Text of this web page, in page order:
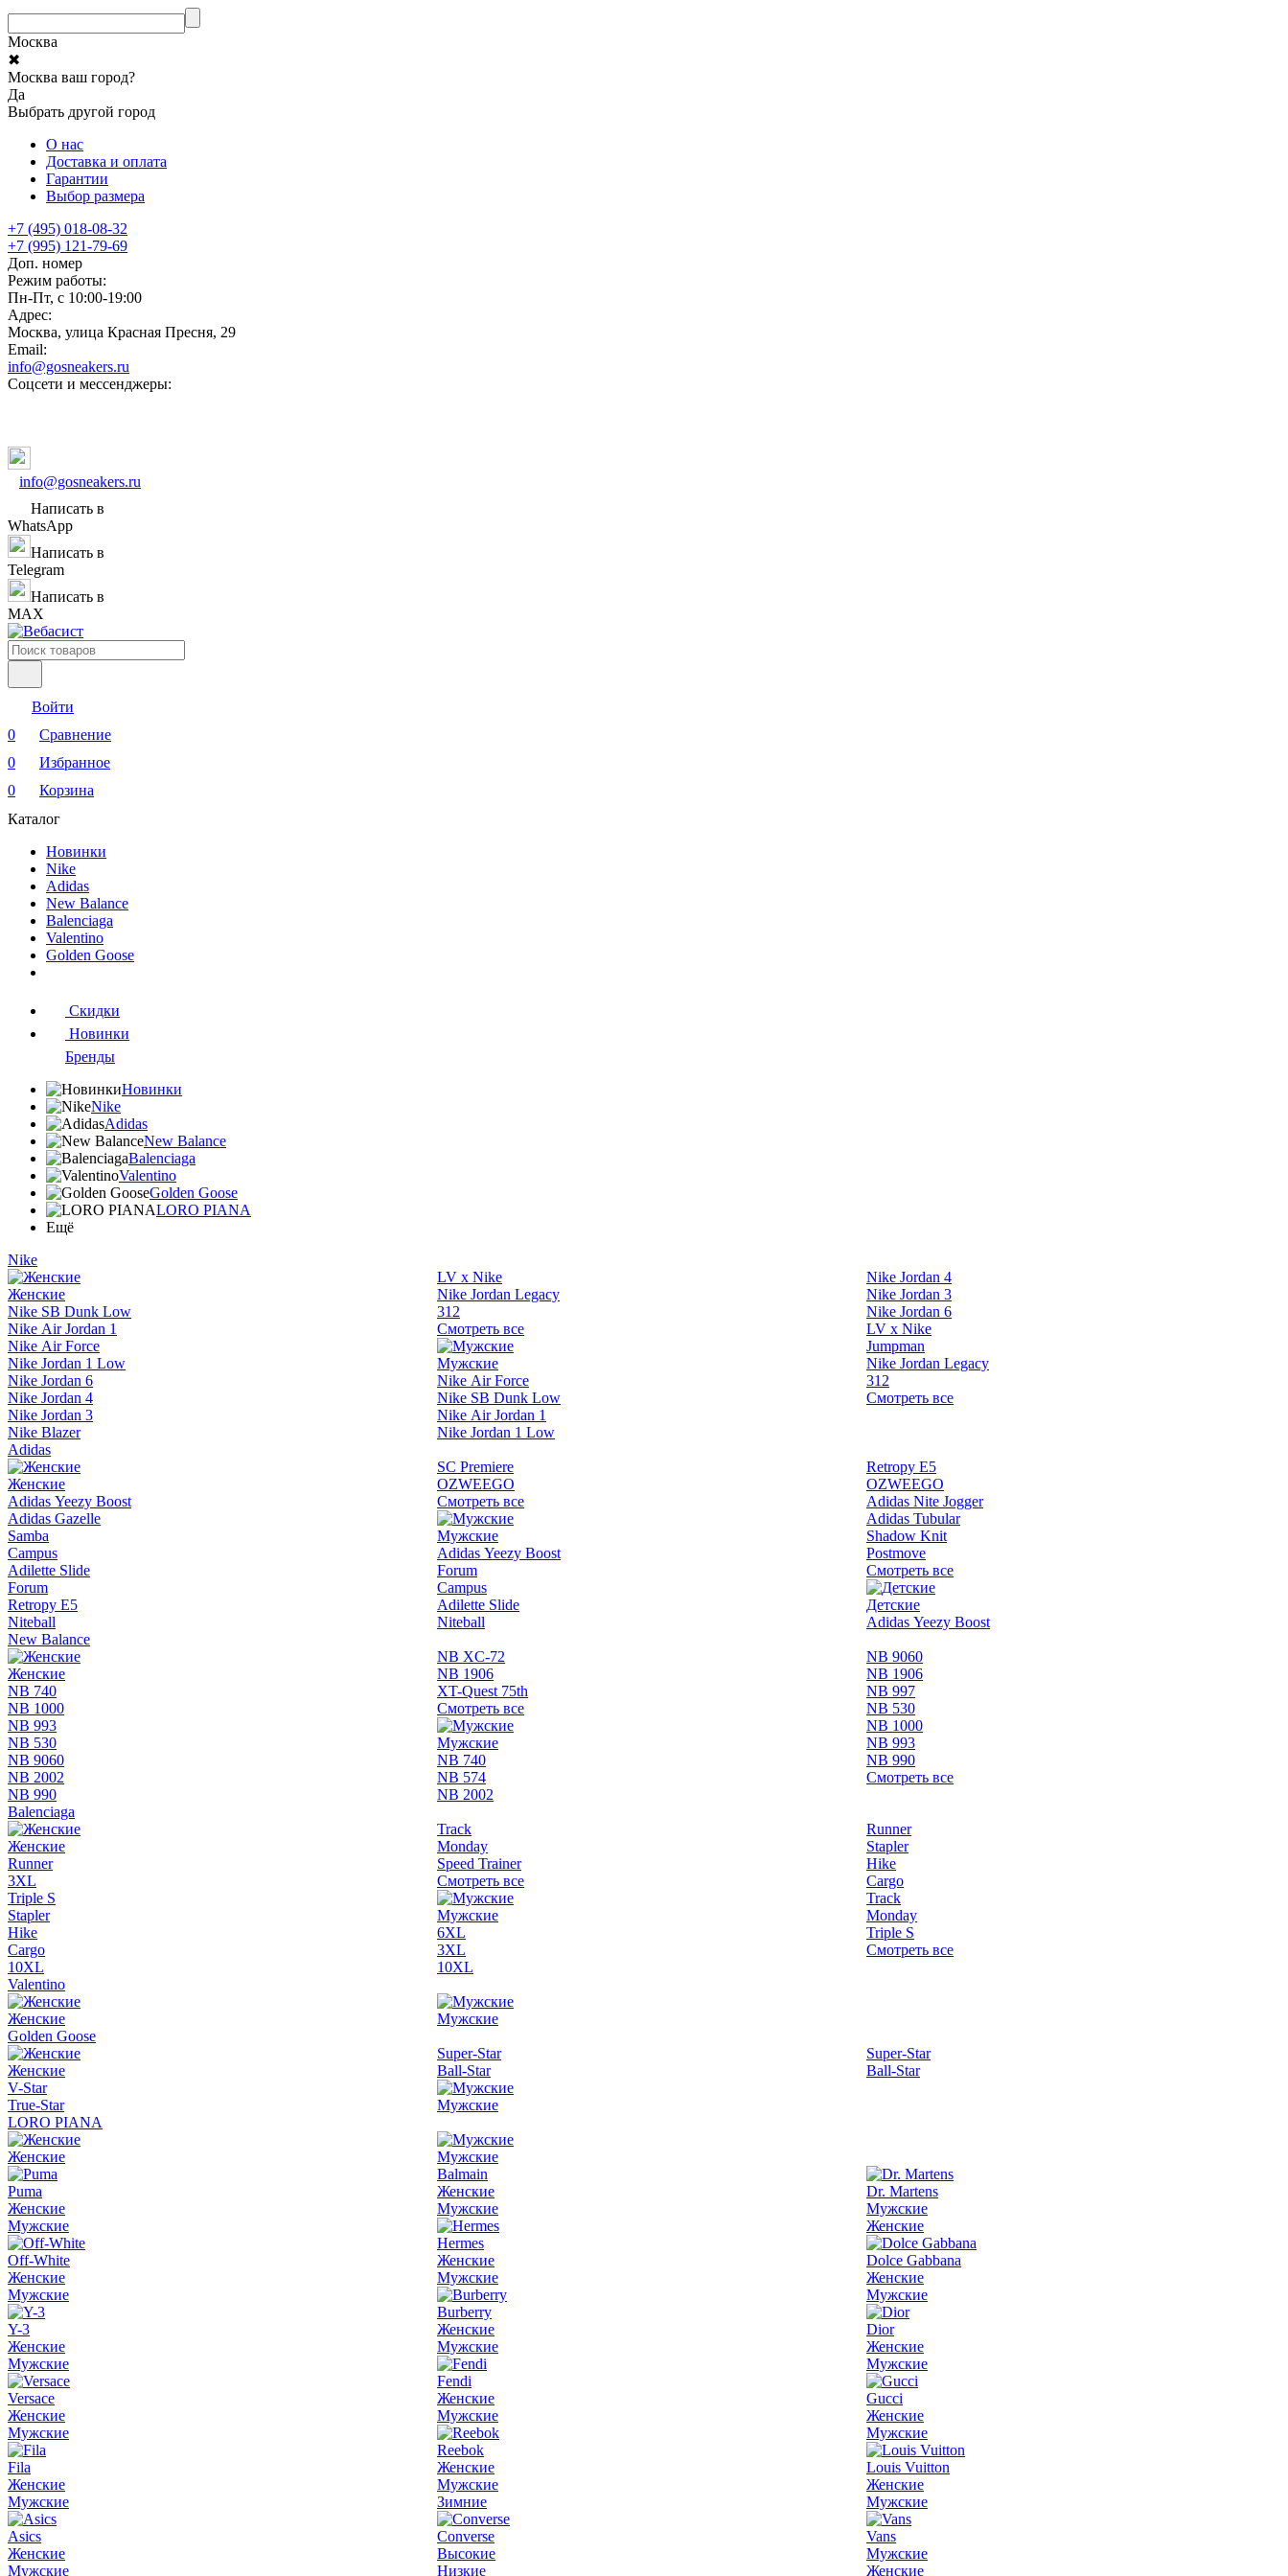
Москва
✖
Москва ваш город?
Да
Выбрать другой город
О нас
Доставка и оплата
Гарантии
Выбор размера
+7 (495) 018-08-32
+7 (995) 121-79-69
Доп. номер
Режим работы:
Пн-Пт, с 10:00-19:00
Адрес:
Москва, улица Красная Пресня, 29
Email:
info@gosneakers.ru
Соцсети и мессенджеры:
info@gosneakers.ru
Написать в
WhatsApp
Написать в
Telegram
Написать в
MAX
Войти
0
Сравнение
0
Избранное
0
Корзина
Каталог
Новинки
Nike
Adidas
New Balance
Balenciaga
Valentino
Golden Goose
Скидки
Новинки
Бренды
Новинки
Nike
Adidas
New Balance
Balenciaga
Valentino
Golden Goose
LORO PIANA
Ещё
Nike
Женские
Nike SB Dunk Low
Nike Air Jordan 1
Nike Air Force
Nike Jordan 1 Low
Nike Jordan 6
Nike Jordan 4
Nike Jordan 3
Nike Blazer
LV x Nike
Nike Jordan Legacy
312
Смотреть все
Мужские
Nike Air Force
Nike SB Dunk Low
Nike Air Jordan 1
Nike Jordan 1 Low
Nike Jordan 4
Nike Jordan 3
Nike Jordan 6
LV x Nike
Jumpman
Nike Jordan Legacy
312
Смотреть все
Adidas
Женские
Adidas Yeezy Boost
Adidas Gazelle
Samba
Campus
Adilette Slide
Forum
Retropy E5
Niteball
SC Premiere
OZWEEGO
Смотреть все
Мужские
Adidas Yeezy Boost
Forum
Campus
Adilette Slide
Niteball
Retropy E5
OZWEEGO
Adidas Nite Jogger
Adidas Tubular
Shadow Knit
Postmove
Смотреть все
Детские
Adidas Yeezy Boost
New Balance
Женские
NB 740
NB 1000
NB 993
NB 530
NB 9060
NB 2002
NB 990
NB XC-72
NB 1906
XT-Quest 75th
Смотреть все
Мужские
NB 740
NB 574
NB 2002
NB 9060
NB 1906
NB 997
NB 530
NB 1000
NB 993
NB 990
Смотреть все
Balenciaga
Женские
Runner
3XL
Triple S
Stapler
Hike
Cargo
10XL
Track
Monday
Speed Trainer
Смотреть все
Мужские
6XL
3XL
10XL
Runner
Stapler
Hike
Cargo
Track
Monday
Triple S
Смотреть все
Valentino
Женские
Мужские
Golden Goose
Женские
V-Star
True-Star
Super-Star
Ball-Star
Мужские
Super-Star
Ball-Star
LORO PIANA
Женские Мужские
Puma
Женские
Мужские
Off-White
Женские
Мужские
Y-3
Женские
Мужские
Versace
Женские
Мужские
Fila
Женские
Мужские
Asics
Женские
Мужские
Balmain
Женские
Мужские
Hermes
Женские
Мужские
Burberry
Женские
Мужские
Fendi
Женские
Мужские
Reebok
Женские
Мужские
Зимние
Converse
Высокие
Низкие
Dr. Martens
Мужские
Женские
Dolce Gabbana
Женские
Мужские
Dior
Женские
Мужские
Gucci
Женские
Мужские
Louis Vuitton
Женские
Мужские
Vans
Мужские
Женские